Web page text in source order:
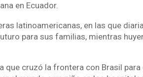
en Ecuador.
latinoamericanas, en las que
para sus familias, mientras
que cruzó la frontera con Brasil para